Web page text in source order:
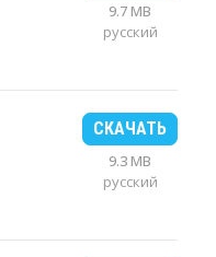
9.7 MB
русский
СКАЧАТЬ
9.3 MB
русский